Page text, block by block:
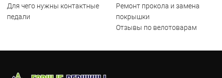
Для чего нужны контактные
педали
Ремонт прокола и замена
покрышки
Отзывы по велотоварам